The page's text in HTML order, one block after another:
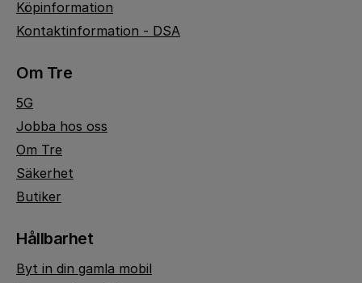
Köpinformation
Kontaktinformation - DSA
Om Tre
5G
Jobba hos oss
Om Tre
Säkerhet
Butiker
Hållbarhet
Byt in din gamla mobil